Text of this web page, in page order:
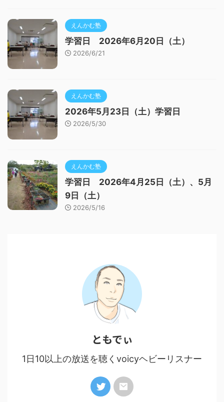
えんかむ塾
学習日 2026年6月20日（土）
2026/6/21
えんかむ塾
2026年5月23日（土）学習日
2026/5/30
えんかむ塾
学習日 2026年4月25日（土）、5月
9日（土）
2026/5/16
ともでぃ
1日10以上の放送を聴くvoicyヘビーリスナー